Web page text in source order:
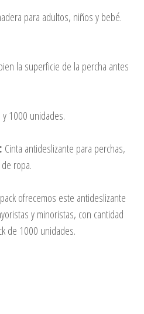
para adultos, niños y bebé.
la superficie de la percha antes
1000 unidades.
Cinta antideslizante para perchas,
ropa.
ofrecemos este antideslizante
y minoristas, con cantidad
de 1000 unidades.